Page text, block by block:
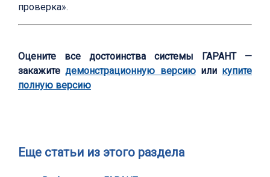
проверка».
Оцените все достоинства системы ГАРАНТ —
закажитедемонстрационную версиюили купите
полную версию
Еще статьи из этого раздела